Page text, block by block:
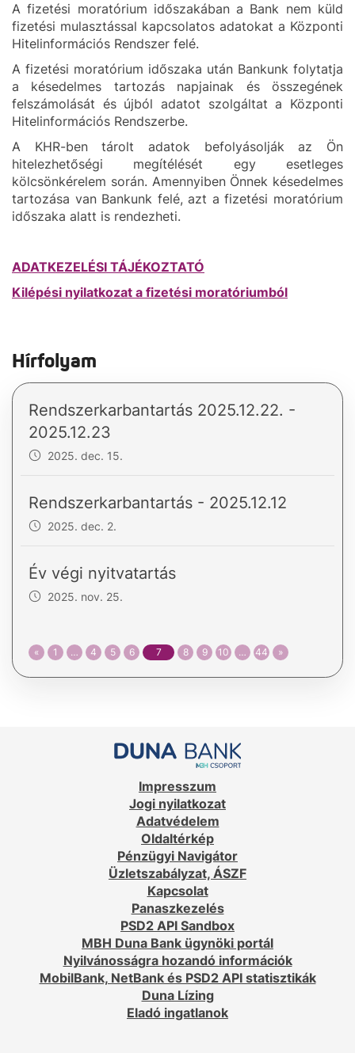
A fizetési moratórium időszakában a Bank nem küld
fizetési mulasztással kapcsolatos adatokat a Központi
Hitelinformációs Rendszer felé.
A fizetési moratórium időszaka után Bankunk folytatja
a késedelmes tartozás napjainak és összegének
felszámolását és újból adatot szolgáltat a Központi
Hitelinformációs Rendszerbe.
A KHR-ben tárolt adatok befolyásolják az Ön
hitelezhetőségi megítélését egy esetleges
kölcsönkérelem során. Amennyiben Önnek késedelmes
tartozása van Bankunk felé, azt a fizetési moratórium
időszaka alatt is rendezheti.
ADATKEZELÉSI TÁJÉKOZTATÓ
Kilépési nyilatkozat a fizetési moratóriumból
Hírfolyam
Rendszerkarbantartás 2025.12.22. -
2025.12.23
2025. dec. 15.
Rendszerkarbantartás - 2025.12.12
2025. dec. 2.
Év végi nyitvatartás
2025. nov. 25.
« 1 … 4 5 6 7 8 9 10 … 44 »
Impresszum
Jogi nyilatkozat
Adatvédelem
Oldaltérkép
Pénzügyi Navigátor
Üzletszabályzat, ÁSZF
Kapcsolat
Panaszkezelés
PSD2 API Sandbox
MBH Duna Bank ügynöki portál
Nyilvánosságra hozandó információk
MobilBank, NetBank és PSD2 API statisztikák
Duna Lízing
Eladó ingatlanok